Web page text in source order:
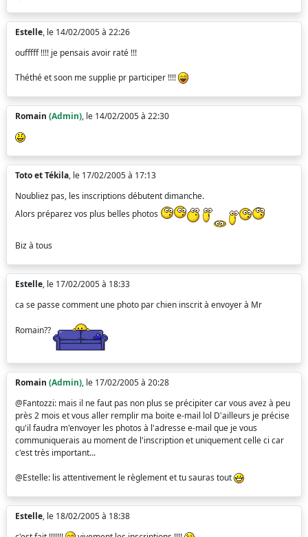
Estelle, le 14/02/2005 à 22:26
oufffff !!!! je pensais avoir raté !!!
Théthé et soon me supplie pr participer !!!!
Romain (Admin), le 14/02/2005 à 22:30
Toto et Tékila, le 17/02/2005 à 17:13
Noubliez pas, les inscriptions débutent dimanche.
Alors préparez vos plus belles photos
Biz à tous
Estelle, le 17/02/2005 à 18:33
ca se passe comment une photo par chien inscrit à envoyer à Mr
Romain??
Romain (Admin), le 17/02/2005 à 20:28
@Fantozzi: mais il ne faut pas non plus se précipiter car vous avez à peu
près 2 mois et vous aller remplir ma boite e-mail lol D'ailleurs je précise
qu'il faudra m'envoyer les photos à l'adresse e-mail que je vous
communiquerais au moment de l'inscription et uniquement celle ci car
c'est très important...
@Estelle: lis attentivement le règlement et tu sauras tout
Estelle, le 18/02/2005 à 18:38